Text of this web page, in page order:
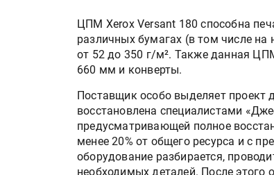
ЦПМ Xerox Versant 180 способна
различных бумагах (в том числе на
от 52 до 350 г/м². Также данная
660 мм и конверты.
Поставщик особо выделяет проект
восстановлена специалистами
предусматривающей полное
менее 20% от общего ресурса и с
оборудование разбирается,
необходимых деталей. После